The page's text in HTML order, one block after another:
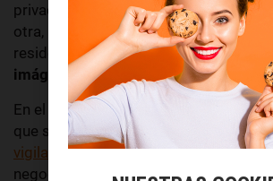
privada para vigilar únicamente tu
otra, un sistema para todo el parking.
reside en quién es responsable del
imágenes.
En el primer caso, la situación es
que se da cuando quieres
vigilar una zona exterior de tu casao,
negocio. De cualquier modo, estarías